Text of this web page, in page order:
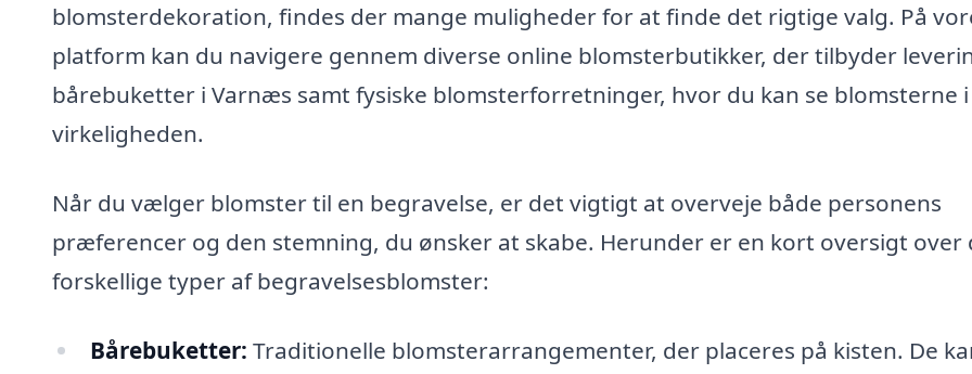
blomsterdekoration, findes der mange muligheder for at finde det rigtige valg. På
platform kan du navigere gennem diverse online blomsterbutikker, der tilbyder
bårebuketter i Varnæs samt fysiske blomsterforretninger, hvor du kan se blomsterne i
virkeligheden.
Når du vælger blomster til en begravelse, er det vigtigt at overveje både personens
præferencer og den stemning, du ønsker at skabe. Herunder er en kort oversigt over
forskellige typer af begravelsesblomster:
Bårebuketter: Traditionelle blomsterarrangementer, der placeres på kisten. De